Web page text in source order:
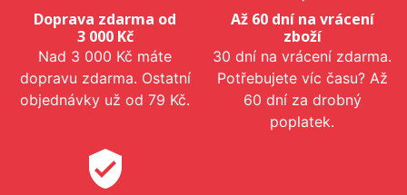
Doprava zdarma od
3 000 Kč
Nad 3 000 Kč máte
dopravu zdarma. Ostatní
objednávky už od 79 Kč.
Až 60 dní na vrácení
zboží
30 dní na vrácení zdarma.
Potřebujete víc času? Až
60 dní za drobný
poplatek.
verified_user